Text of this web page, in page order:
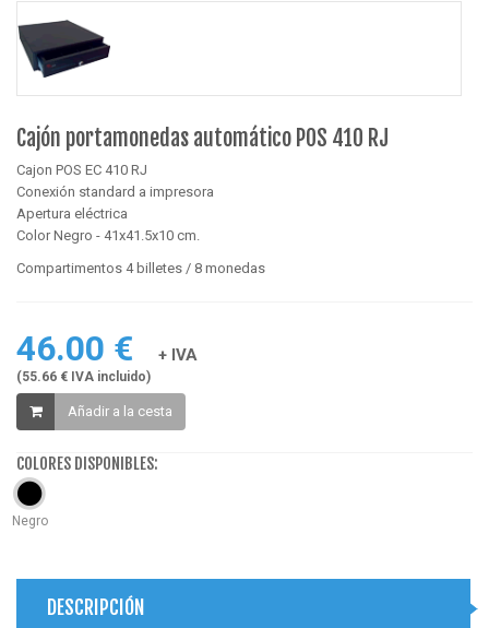
Cajón portamonedas automático POS 410 RJ
Cajon POS EC 410 RJ
Conexión standard a impresora
Apertura eléctrica
Color Negro - 41x41.5x10 cm.
Compartimentos 4 billetes / 8 monedas
46.00 € + IVA
(55.66 € IVA incluido)
Añadir a la cesta
COLORES DISPONIBLES:
Negro
DESCRIPCIÓN